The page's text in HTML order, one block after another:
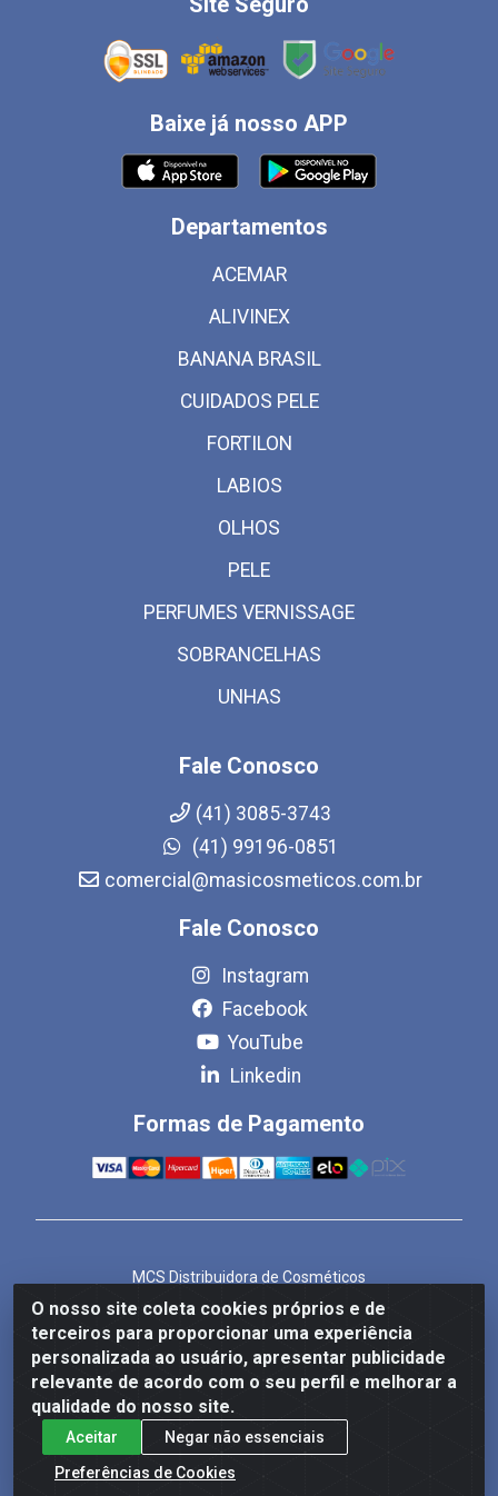
O nosso site coleta cookies próprios e de
terceiros para proporcionar uma experiência
personalizada ao usuário, apresentar publicidade
relevante de acordo com o seu perfil e melhorar a
qualidade do nosso site.
Aceitar
Negar não essenciais
Preferências de Cookies
Baixe já nosso APP
Departamentos
ACEMAR
ALIVINEX
BANANA BRASIL
CUIDADOS PELE
FORTILON
LABIOS
OLHOS
PELE
PERFUMES VERNISSAGE
SOBRANCELHAS
UNHAS
Fale Conosco
(41) 3085-3743
(41) 99196-0851
comercial@masicosmeticos.com.br
Fale Conosco
Instagram
Facebook
YouTube
Linkedin
Formas de Pagamento
MCS Distribuidora de Cosméticos
Rua Bom Jesus de Iguape, 1409 - Hauer, Curitiba/PR -
CEP 81.610-040
CNPJ 86.825.155/0001-82